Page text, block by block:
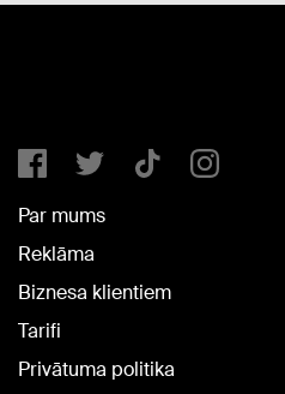
Par mums
Reklāma
Biznesa klientiem
Tarifi
Privātuma politika